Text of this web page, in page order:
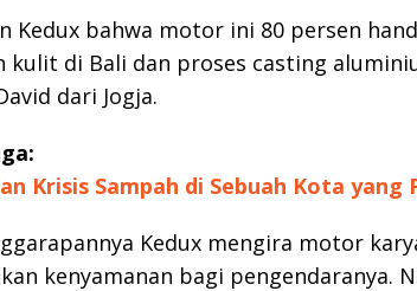
Kedux bahwa motor ini 80 persen
kulit di Bali dan proses casting
dari Jogja.
Krisis Sampah di Sebuah Kota yang
Kedux mengira motor
kenyamanan bagi pengendaranya.